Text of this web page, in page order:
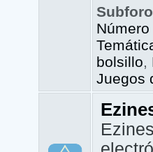
bolsillo,
Juegos